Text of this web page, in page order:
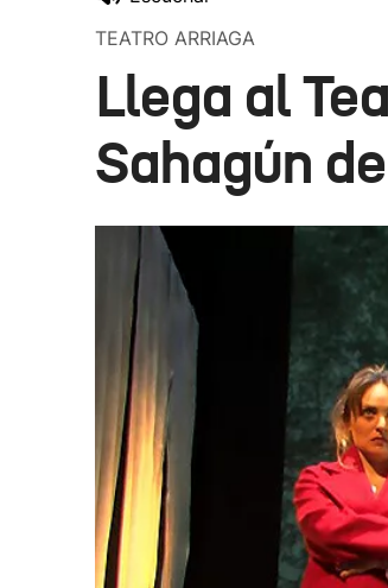
TEATRO ARRIAGA
Llega al
Sahagún